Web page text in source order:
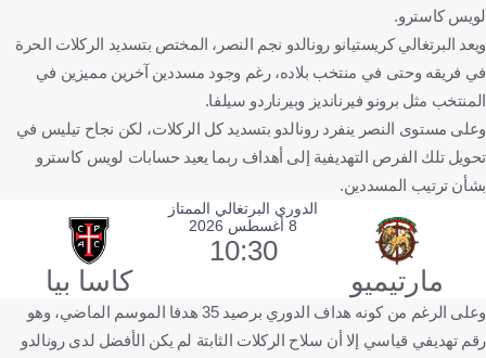
لويس كاسترو.
ويعد البرتغالي كريستيانو رونالدو نجم النصر، المختص بتسديد الركلات الحرة
في فريقه وحتى في منتخب بلاده، رغم وجود مسددين آخرين مميزين في
المنتخب مثل برونو فيرنانديز وبيرناردو سيلفا.
وعلى مستوى النصر ينفرد رونالدو بتسديد كل الركلات، لكن نجاح تيليس في
تحويل تلك الفرص التهديفية إلى أهداف ربما يعيد حسابات لويس كاسترو
بشأن ترتيب المسددين.
الدوري البرتغالي الممتاز
مارتيميو
8 أغسطس 2026
10:30
كاسا بيا
وعلى الرغم من كونه هداف الدوري برصيد 35 هدفا الموسم الماضي، وهو
رقم تهديفي قياسي إلا أن سلاح الركلات الثابتة لم يكن الأفضل لدى رونالدو